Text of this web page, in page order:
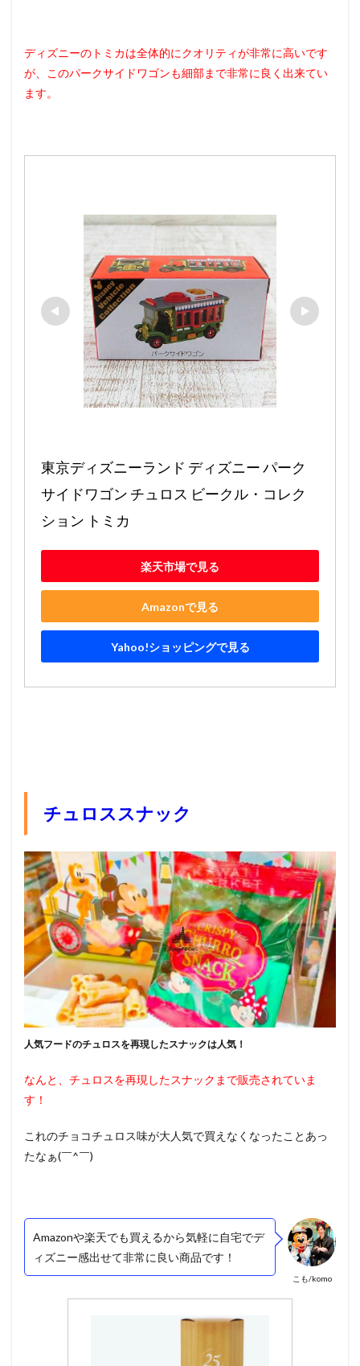
ディズニーのトミカは全体的にクオリティが非常に高いです
が、このパークサイドワゴンも細部まで非常に良く出来てい
ます。
東京ディズニーランド ディズニー パーク
サイドワゴン チュロス ビークル・コレク
ション トミカ
楽天市場で見る
Amazonで見る
Yahoo!ショッピングで見る
チュロススナック
人気フードのチュロスを再現したスナックは人気！
なんと、チュロスを再現したスナックまで販売されていま
す！
これのチョコチュロス味が大人気で買えなくなったことあっ
たなぁ(￣^￣)
こも/komo
Amazonや楽天でも買えるから気軽に自宅でデ
ィズニー感出せて非常に良い商品です！